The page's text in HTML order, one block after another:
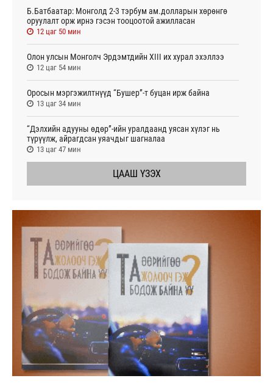
Б.Батбаатар: Монголд 2-3 тэрбум ам.долларын хөрөнгө
оруулалт орж ирнэ гэсэн тооцоотой ажилласан
12 цаг 50 мин
Олон улсын Монголч Эрдэмтдийн XIII их хурал эхэллээ
12 цаг 54 мин
Оросын мэргэжилтнүүд “Бушер”-т буцан ирж байна
13 цаг 34 мин
“Дэлхийн адууны өдөр”-ийн уралдаанд уясан хүлэг нь
түрүүлж, айрагдсан уяачдыг шагналаа
13 цаг 47 мин
ЦААШ ҮЗЭХ